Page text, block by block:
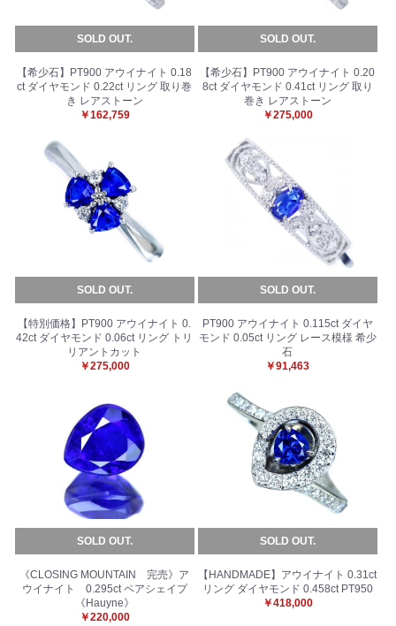
SOLD OUT.
【希少石】PT900 アウイナイト 0.18
ct ダイヤモンド 0.22ct リング 取り巻
き レアストーン
￥162,759
SOLD OUT.
【希少石】PT900 アウイナイト 0.20
8ct ダイヤモンド 0.41ct リング 取り
巻き レアストーン
￥275,000
SOLD OUT.
【特別価格】PT900 アウイナイト 0.
42ct ダイヤモンド 0.06ct リング トリ
リアントカット
￥275,000
SOLD OUT.
PT900 アウイナイト 0.115ct ダイヤ
モンド 0.05ct リング レース模様 希少
石
￥91,463
SOLD OUT.
《CLOSING MOUNTAIN 完売》ア
ウイナイト 0.295ct ペアシェイプ
《Hauyne》
￥220,000
SOLD OUT.
【HANDMADE】アウイナイト 0.31ct
リング ダイヤモンド 0.458ct PT950
￥418,000
お買い物を続ける カートへ進む